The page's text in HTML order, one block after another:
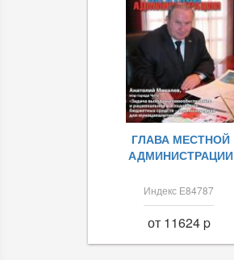
ГЛАВА МЕСТНОЙ
АДМИНИСТРАЦИИ
Индекс Е84787
от 11624 p